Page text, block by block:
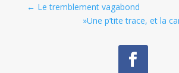
← Le tremblement vagabond
»Une p’tite trace, et la